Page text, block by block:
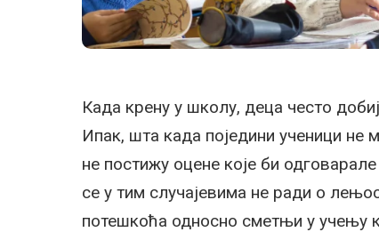
Када крену у школу, деца често
Ипак, шта када поједини ученици не
не постижу оцене које би
се у тим случајевима не ради о
потешкоћа односно сметњи у учењу